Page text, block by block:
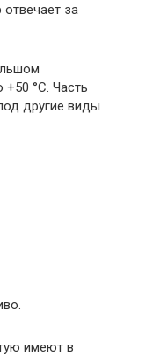
за
°С. Часть
другие виды
имеют в